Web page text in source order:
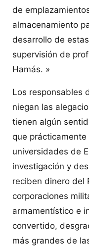
de
almacenamiento
desarrollo de
supervisión de
Hamás. »
Los responsables
niegan las
tienen algún
que
universidades de
investigación y
reciben dinero del
corporaciones
armamentístico e
convertido,
más grandes de